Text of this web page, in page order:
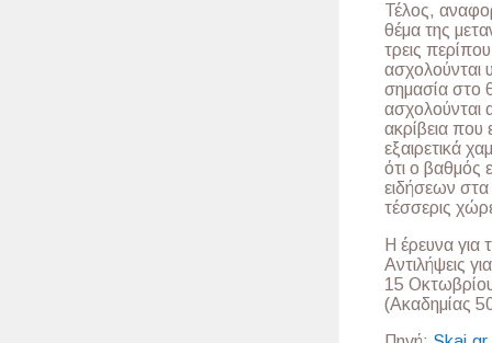
Τέλος,
θέμα της
τρεις
ασχολούνται
σημασία στο
ασχολούνται
ακρίβεια που
εξαιρετικά
ότι ο βαθμός
ειδήσεων στα
τέσσερις
Η έρευνα για
Αντιλήψεις
15
(Ακαδημίας